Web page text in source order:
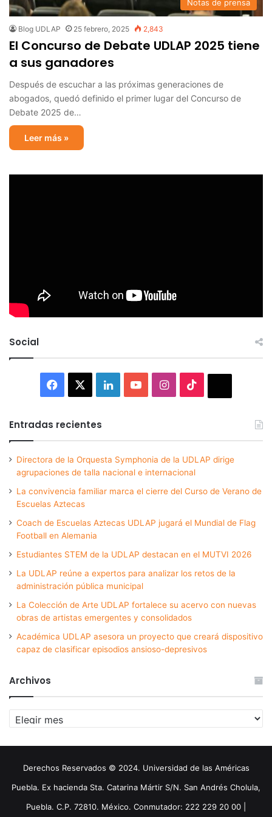
Notas de prensa
Blog UDLAP 25 febrero, 2025 2,843
El Concurso de Debate UDLAP 2025 tiene
a sus ganadores
Después de escuchar a las próximas generaciones de
abogados, quedó definido el primer lugar del Concurso de
Debate 2025 de…
Leer más »
Social
Facebook LinkedInYouTubeInstagram
Entradas recientes
Directora de la Orquesta Symphonia de la UDLAP dirige
agrupaciones de talla nacional e internacional
La convivencia familiar marca el cierre del Curso de Verano de
Escuelas Aztecas
Coach de Escuelas Aztecas UDLAP jugará el Mundial de Flag
Football en Alemania
Estudiantes STEM de la UDLAP destacan en el MUTVI 2026
La UDLAP reúne a expertos para analizar los retos de la
administración pública municipal
La Colección de Arte UDLAP fortalece su acervo con nuevas
obras de artistas emergentes y consolidados
Académica UDLAP asesora un proyecto que creará dispositivo
capaz de clasificar episodios ansioso-depresivos
Archivos
Archivos
Derechos Reservados © 2024. Universidad de las Américas
Puebla. Ex hacienda Sta. Catarina Mártir S/N. San Andrés Cholula,
Puebla. C.P. 72810. México. Conmutador: 222 229 20 00 |